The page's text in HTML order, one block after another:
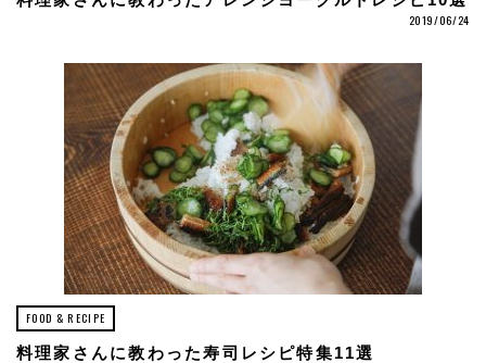
2019/06/24
FOOD & RECIPE
料理家さんに教わった寿司レシピ特集11選